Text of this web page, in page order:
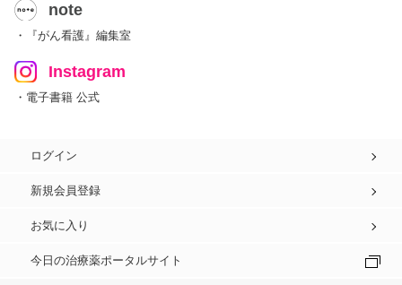
note
・『がん看護』編集室
Instagram
・電子書籍 公式
ログイン
新規会員登録
お気に入り
今日の治療薬ポータルサイト